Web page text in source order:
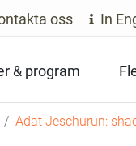
oss In
& program
Adat Jeschurun: